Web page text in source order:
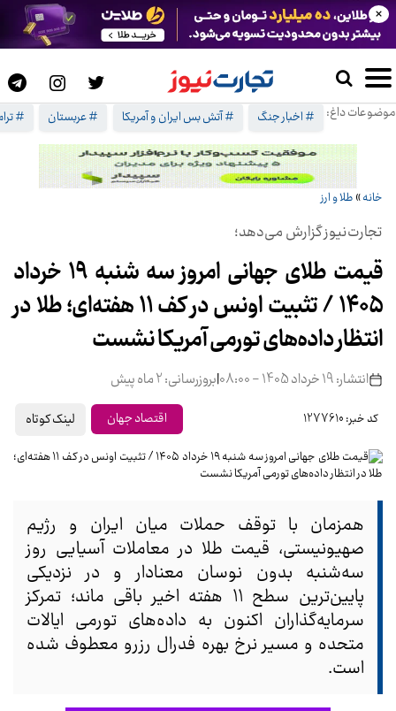
موضوعات داغ: # اخبار جنگ # آتش بس ایران و آمریکا # عربستان #
×
خانه» طلا و ارز
تجارت‌نیوز گزارش می‌دهد؛
قیمت طلای جهانی امروز سه شنبه ۱۹ خرداد
۱۴۰۵ / تثبیت اونس در کف ۱۱ هفته‌ای؛ طلا در
انتظار داده‌های تورمی آمریکا نشست
انتشار: 19 خرداد 1405 - 08:00 |بروزرسانی: 2 ماه پیش
کد خبر: 1277610 اقتصاد جهان لینک کوتاه
همزمان با توقف حملات میان ایران و رژیم
صهیونیستی، قیمت طلا در معاملات آسیایی روز
سه‌شنبه بدون نوسان معنادار و در نزدیکی
پایین‌ترین سطح ۱۱ هفته اخیر باقی ماند؛ تمرکز
سرمایه‌گذاران اکنون به داده‌های تورمی ایالات
متحده و مسیر نرخ بهره فدرال رزرو معطوف شده
است.